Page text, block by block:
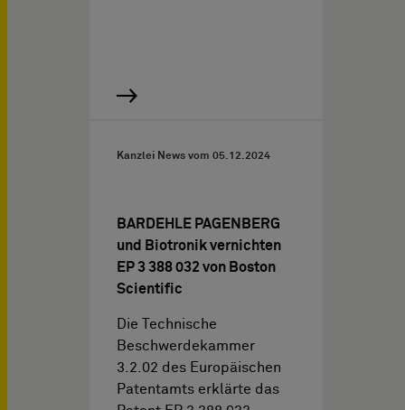
Kanzlei News vom 05.12.2024
BARDEHLE PAGENBERG
und Biotronik vernichten
EP 3 388 032 von Boston
Scientific
Die Technische
Beschwerdekammer
3.2.02 des Europäischen
Patentamts erklärte das